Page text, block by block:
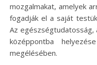
mozgalmakat, amelyek
fogadják el a saját
Az egészségtudatosság,
középpontba
megélésében.